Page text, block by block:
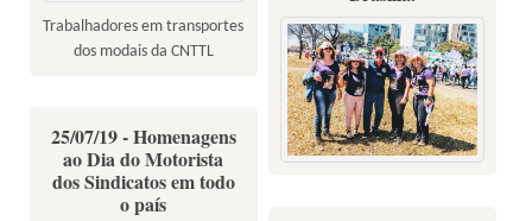
Trabalhadores em transportes
dos modais da CNTTL
25/07/19 - Homenagens
ao Dia do Motorista
dos Sindicatos em todo
o país